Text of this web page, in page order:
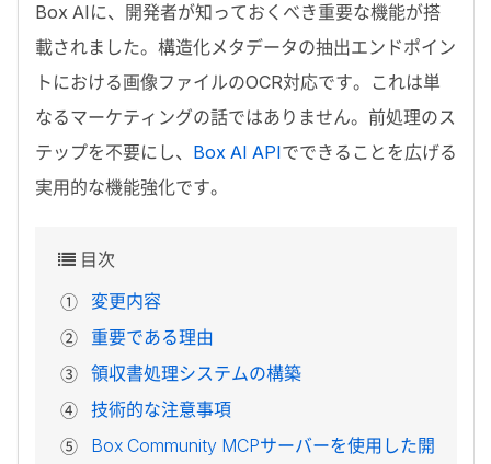
Box AI に、開発者が知っておくべき重要な機能が搭
載されました。構造化メタデータの抽出エンドポイン
トにおける画像ファイルのOCR対応です。これは単
なるマーケティングの話ではありません。前処理のス
テップを不要にし、 Box AI APIでできることを広げる
実用的な機能強化です。
目次
変更内容
重要である理由
領収書処理システムの構築
技術的な注意事項
Box Community MCPサーバーを使用した開